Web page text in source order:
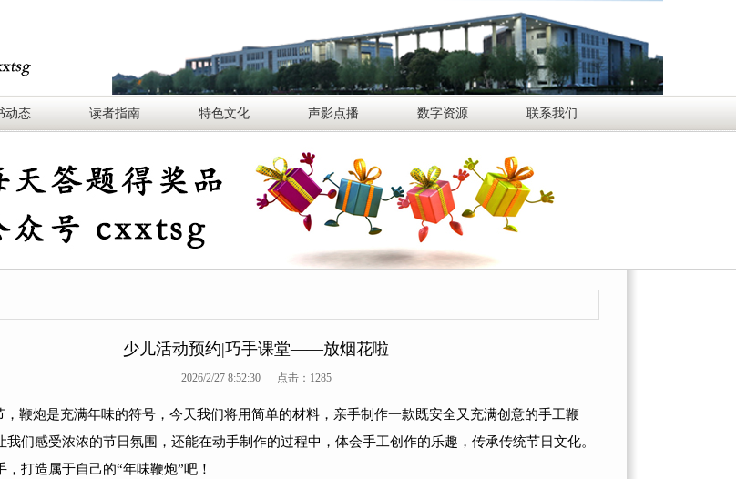
动态 读者指南 特色文化 声影点播 数字资源 联系我们
少儿活动预约|巧手课堂——放烟花啦
2026/2/27 8:52:30 点击： 1285
，鞭炮是充满年味的符号，今天我们将用简单的材料，亲手制作一款既安全又充满创意的手工鞭
我们感受浓浓的节日氛围，还能在动手制作的过程中，体会手工创作的乐趣，传承传统节日文化。
，打造属于自己的“年味鞭炮”吧！